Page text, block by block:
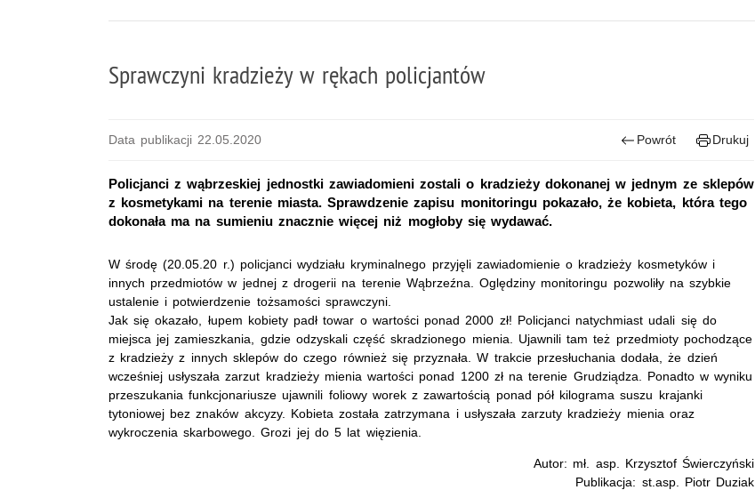
Sprawczyni kradzieży w rękach policjantów
Data publikacji 22.05.2020 Powrót Drukuj
Policjanci z wąbrzeskiej jednostki zawiadomieni zostali o kradzieży dokonanej w jednym ze sklepów
z kosmetykami na terenie miasta. Sprawdzenie zapisu monitoringu pokazało, że kobieta, która tego
dokonała ma na sumieniu znacznie więcej niż mogłoby się wydawać.
W środę (20.05.20 r.) policjanci wydziału kryminalnego przyjęli zawiadomienie o kradzieży kosmetyków i
innych przedmiotów w jednej z drogerii na terenie Wąbrzeźna. Oględziny monitoringu pozwoliły na szybkie
ustalenie i potwierdzenie tożsamości sprawczyni.
Jak się okazało, łupem kobiety padł towar o wartości ponad 2000 zł! Policjanci natychmiast udali się do
miejsca jej zamieszkania, gdzie odzyskali część skradzionego mienia. Ujawnili tam też przedmioty pochodzące
z kradzieży z innych sklepów do czego również się przyznała. W trakcie przesłuchania dodała, że dzień
wcześniej usłyszała zarzut kradzieży mienia wartości ponad 1200 zł na terenie Grudziądza. Ponadto w wyniku
przeszukania funkcjonariusze ujawnili foliowy worek z zawartością ponad pół kilograma suszu krajanki
tytoniowej bez znaków akcyzy. Kobieta została zatrzymana i usłyszała zarzuty kradzieży mienia oraz
wykroczenia skarbowego. Grozi jej do 5 lat więzienia.
Autor: mł. asp. Krzysztof Świerczyński
Publikacja: st.asp. Piotr Duziak